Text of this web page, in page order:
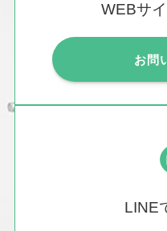
WEBサ
お問
LINE